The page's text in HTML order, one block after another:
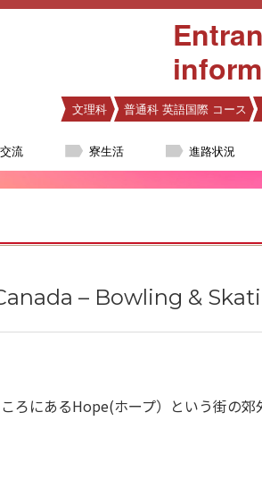
文理科 普通科 英語国際 コース
流 寮生活 進路状況
– Bowling &
ろにあるHope(ホープ）という街の郊